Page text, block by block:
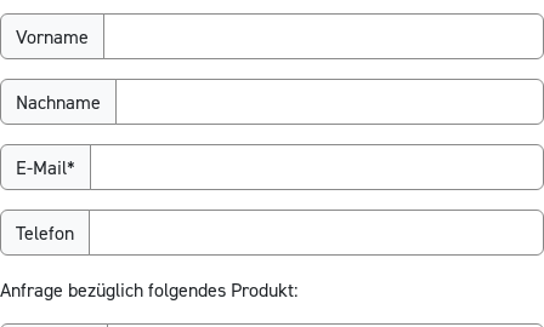
Vorname
Nachname
E-Mail*
Telefon
Anfrage bezüglich folgendes Produkt: